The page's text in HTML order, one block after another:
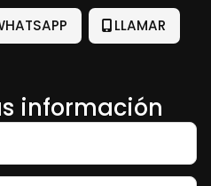
LLAMAR
información